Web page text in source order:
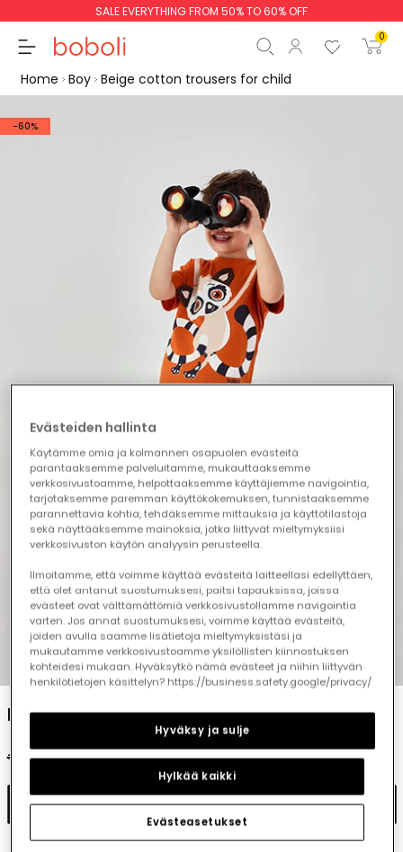
SALE EVERYTHING FROM 50% TO 60% OFF
0
Start order
Home Boy Beige cotton trousers for child
-60%
1 2 3 4 5
Beige cotton trousers for child
€35.95 €17.95 €14.35
Add to cart
Evästeiden hallinta
Käytämme omia ja kolmannen osapuolen evästeitä
parantaaksemme palveluitamme, mukauttaaksemme
verkkosivustoamme, helpottaaksemme käyttäjiemme navigointia,
tarjotaksemme paremman käyttökokemuksen, tunnistaaksemme
parannettavia kohtia, tehdäksemme mittauksia ja käyttötilastoja
sekä näyttääksemme mainoksia, jotka liittyvät mieltymyksiisi
verkkosivuston käytön analyysin perusteella.
Ilmoitamme, että voimme käyttää evästeitä laitteellasi edellyttäen,
että olet antanut suostumuksesi, paitsi tapauksissa, joissa
evästeet ovat välttämättömiä verkkosivustollamme navigointia
varten. Jos annat suostumuksesi, voimme käyttää evästeitä,
joiden avulla saamme lisätietoja mieltymyksistäsi ja
mukautamme verkkosivustoamme yksilöllisten kiinnostuksen
kohteidesi mukaan. Hyväksytkö nämä evästeet ja niihin liittyvän
henkilötietojen käsittelyn? https://business.safety.google/privacy/
Evästeasetukset
Hylkää kaikki
Hyväksy ja sulje